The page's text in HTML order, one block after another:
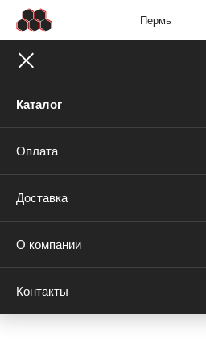
Пермь
Каталог
Оплата
Доставка
О компании
Контакты